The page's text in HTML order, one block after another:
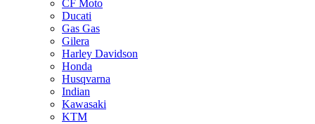
CF Moto
Ducati
Gas Gas
Gilera
Harley Davidson
Honda
Husqvarna
Indian
Kawasaki
KTM